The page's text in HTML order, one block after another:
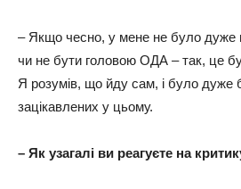
– Якщо чесно, у мене не було дуже
чи не бути головою ОДА – так, це
Я розумів, що йду сам, і було дуже
зацікавлених у цьому.
– Як узагалі ви реагуєте на